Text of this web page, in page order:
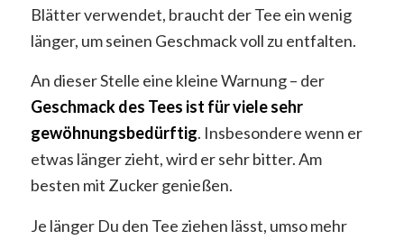
Blätter verwendet, braucht der Tee ein wenig
länger, um seinen Geschmack voll zu entfalten.
An dieser Stelle eine kleine Warnung – der
Geschmack des Tees ist für viele sehr
gewöhnungsbedürftig. Insbesondere wenn er
etwas länger zieht, wird er sehr bitter. Am
besten mit Zucker genießen.
Je länger Du den Tee ziehen lässt, umso mehr